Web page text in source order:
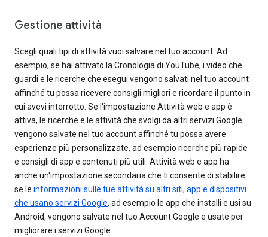
Gestione attività
Scegli quali tipi di attività vuoi salvare nel tuo account. Ad
esempio, se hai attivato la Cronologia di YouTube, i video che
guardi e le ricerche che esegui vengono salvati nel tuo account
affinché tu possa ricevere consigli migliori e ricordare il punto in
cui avevi interrotto. Se l'impostazione Attività web e app è
attiva, le ricerche e le attività che svolgi da altri servizi Google
vengono salvate nel tuo account affinché tu possa avere
esperienze più personalizzate, ad esempio ricerche più rapide
e consigli di app e contenuti più utili. Attività web e app ha
anche un'impostazione secondaria che ti consente di stabilire
se le informazioni sulle tue attività su altri siti, app e dispositivi
che usano servizi Google, ad esempio le app che installi e usi su
Android, vengono salvate nel tuo Account Google e usate per
migliorare i servizi Google.